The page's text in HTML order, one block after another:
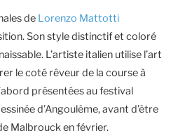
de Lorenzo Mattotti
Son style distinctif et coloré
L’artiste italien utilise l’art
le coté rêveur de la course à
présentées au festival
d’Angoulême, avant d’être
Malbrouck en février.